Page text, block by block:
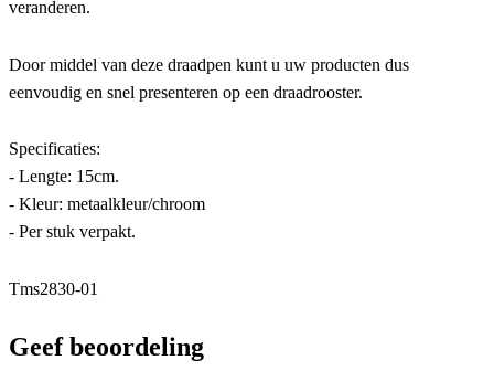
veranderen.
Door middel van deze draadpen kunt u uw producten dus
eenvoudig en snel presenteren op een draadrooster.
Specificaties:
- Lengte: 15cm.
- Kleur: metaalkleur/chroom
- Per stuk verpakt.
Tms2830-01
Geef beoordeling